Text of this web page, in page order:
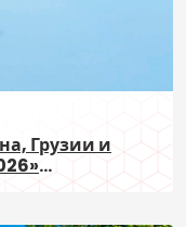
Грузии и